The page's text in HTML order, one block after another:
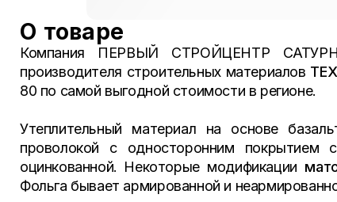
О товаре
Компания ПЕРВЫЙ СТРОЙЦЕНТР
производителя строительных материалов
80 по самой выгодной стоимости в регионе.
Утеплительный материал на основе
проволокой с односторонним покрытием
оцинкованной. Некоторые модификации
Фольга бывает армированной и